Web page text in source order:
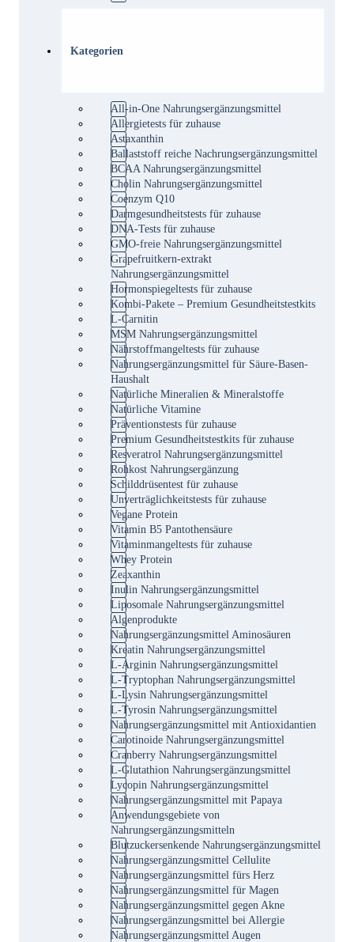
Kategorien
All-in-One Nahrungsergänzungsmittel
Allergietests für zuhause
Astaxanthin
Ballaststoff reiche Nachrungsergänzungsmittel
BCAA Nahrungsergänzungsmittel
Cholin Nahrungsergänzungsmittel
Coenzym Q10
Darmgesundheitstests für zuhause
DNA-Tests für zuhause
GMO-freie Nahrungsergänzungsmittel
Grapefruitkern-extrakt
Nahrungsergänzungsmittel
Hormonspiegeltests für zuhause
Kombi-Pakete – Premium Gesundheitstestkits
L-Carnitin
MSM Nahrungsergänzungsmittel
Nährstoffmangeltests für zuhause
Nahrungsergänzungsmittel für Säure-Basen-
Haushalt
Natürliche Mineralien & Mineralstoffe
Natürliche Vitamine
Präventionstests für zuhause
Premium Gesundheitstestkits für zuhause
Resveratrol Nahrungsergänzungsmittel
Rohkost Nahrungsergänzung
Schilddrüsentest für zuhause
Unverträglichkeitstests für zuhause
Vegane Protein
Vitamin B5 Pantothensäure
Vitaminmangeltests für zuhause
Whey Protein
Zeaxanthin
Inulin Nahrungsergänzungsmittel
Liposomale Nahrungsergänzungsmittel
Algenprodukte
Nahrungsergänzungsmittel Aminosäuren
Kreatin Nahrungsergänzungsmittel
L-Arginin Nahrungsergänzungsmittel
L-Tryptophan Nahrungsergänzungsmittel
L-Lysin Nahrungsergänzungsmittel
L-Tyrosin Nahrungsergänzungsmittel
Nahrungsergänzungsmittel mit Antioxidantien
Carotinoide Nahrungsergänzungsmittel
Cranberry Nahrungsergänzungsmittel
L-Glutathion Nahrungsergänzungsmittel
Lycopin Nahrungsergänzungsmittel
Nahrungsergänzungsmittel mit Papaya
Anwendungsgebiete von
Nahrungsergänzungsmitteln
Blutzuckersenkende Nahrungsergänzungsmittel
Nahrungsergänzungsmittel Cellulite
Nahrungsergänzungsmittel fürs Herz
Nahrungsergänzungsmittel für Magen
Nahrungsergänzungsmittel gegen Akne
Nahrungsergänzungsmittel bei Allergie
Nahrungsergänzungsmittel Augen